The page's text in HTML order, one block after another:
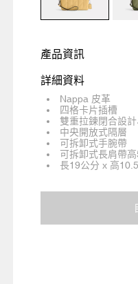
產品資訊
詳細資料
Nappa 皮革
四格卡片插槽
雙重拉鍊閉合設
中央開放式隔層
可拆卸式手腕帶
可拆卸式長肩帶
長19公分 x 高